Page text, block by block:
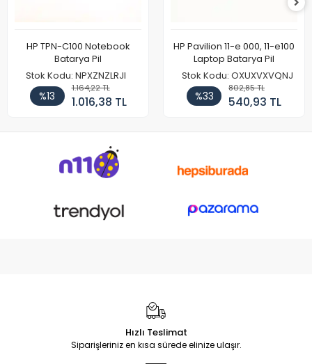
HP TPN-C100 Notebook
Batarya Pil
Stok Kodu: NPXZNZLRJI
%13
1.164,22 TL
1.016,38 TL
HP Pavilion 11-e 000, 11-e100
Laptop Batarya Pil
Stok Kodu: OXUXVXVQNJ
%33
802,85 TL
540,93 TL
Hızlı Teslimat
Siparişleriniz en kısa sürede elinize ulaşır.